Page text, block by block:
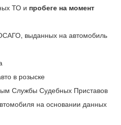
ТО и пробеге на момент
выданных на автомобиль
в розыске
Службы Судебных Приставов
на основании данных